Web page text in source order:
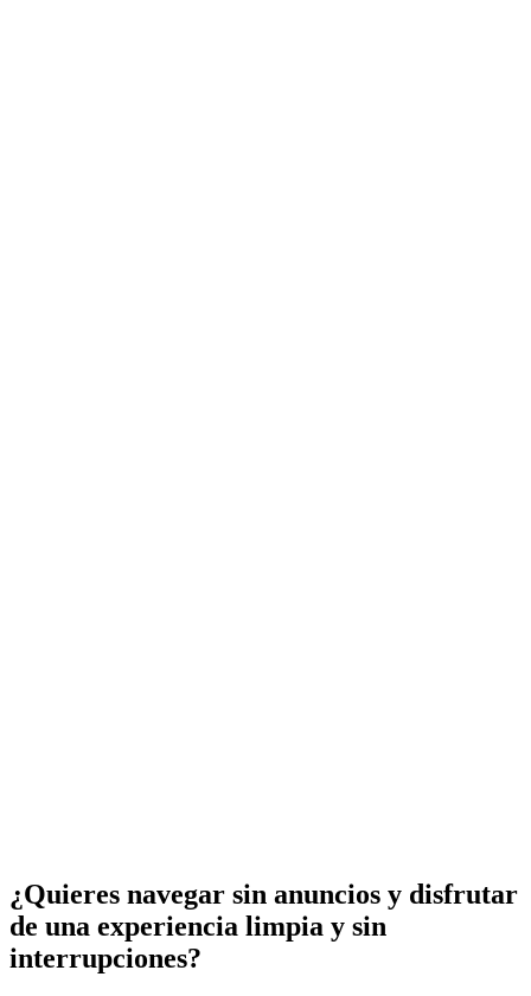
¿Quieres navegar sin anuncios y disfrutar
de una experiencia limpia y sin
interrupciones?